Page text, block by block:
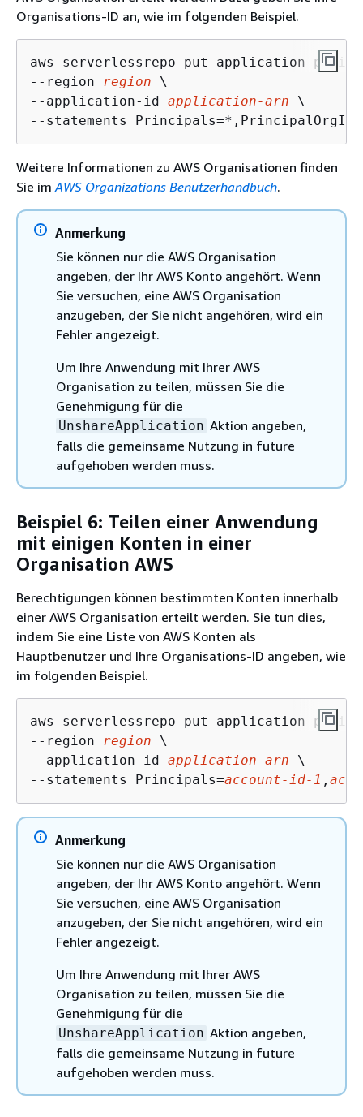
Organisations-ID an, wie im folgenden Beispiel.
aws serverlessrepo put-application-
--region region \
--application-id application-arn \
--statements
Weitere Informationen zu AWS Organisationen finden
Sie imAWS Organizations Benutzerhandbuch.
Anmerkung
Sie können nur die AWS Organisation
angeben, der Ihr AWS Konto angehört. Wenn
Sie versuchen, eine AWS Organisation
anzugeben, der Sie nicht angehören, wird ein
Fehler angezeigt.
Um Ihre Anwendung mit Ihrer AWS
Organisation zu teilen, müssen Sie die
Genehmigung für die
UnshareApplication Aktion angeben,
falls die gemeinsame Nutzung in future
aufgehoben werden muss.
Beispiel 6: Teilen einer Anwendung
mit einigen Konten in einer
Organisation AWS
Berechtigungen können bestimmten Konten innerhalb
einer AWS Organisation erteilt werden. Sie tun dies,
indem Sie eine Liste von AWS Konten als
Hauptbenutzer und Ihre Organisations-ID angeben, wie
im folgenden Beispiel.
aws serverlessrepo put-application-
--region region \
--application-id application-arn \
--statements Principals=account-id-1 ,
Anmerkung
Sie können nur die AWS Organisation
angeben, der Ihr AWS Konto angehört. Wenn
Sie versuchen, eine AWS Organisation
anzugeben, der Sie nicht angehören, wird ein
Fehler angezeigt.
Um Ihre Anwendung mit Ihrer AWS
Organisation zu teilen, müssen Sie die
Genehmigung für die
UnshareApplication Aktion angeben,
falls die gemeinsame Nutzung in future
aufgehoben werden muss.